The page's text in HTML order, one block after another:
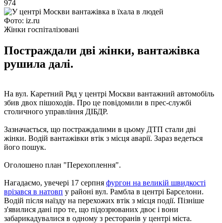
974
Фото: iz.ru
Жінки госпіталізовані
Постраждали дві жінки, вантажівка
рушила далі.
На вул. Каретний Ряд у центрі Москви вантажний автомобіль
збив двох пішоходів. Про це повідомили в прес-службі
столичного управління ДІБДР.
Зазначається, що постраждалими в цьому ДТП стали дві
жінки. Водій вантажівки втік з місця аварії. Зараз ведеться
його пошук.
Оголошено план "Перехоплення".
Нагадаємо, увечері 17 серпня фургон на великій швидкості
врізався в натовп у районі вул. Рамбла в центрі Барселони.
Водій після наїзду на перехожих втік з місця події. Пізніше
з'явилися дані про те, що підозрюваних двоє і вони
забарикадувалися в одному з ресторанів у центрі міста.